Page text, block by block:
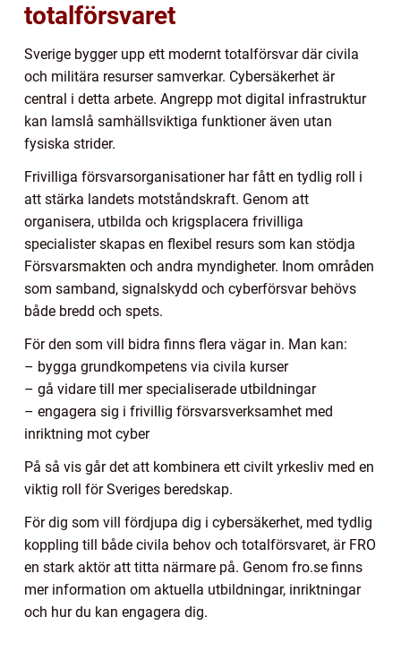
totalförsvaret
Sverige bygger upp ett modernt totalförsvar där civila
och militära resurser samverkar. Cybersäkerhet är
central i detta arbete. Angrepp mot digital infrastruktur
kan lamslå samhällsviktiga funktioner även utan
fysiska strider.
Frivilliga försvarsorganisationer har fått en tydlig roll i
att stärka landets motståndskraft. Genom att
organisera, utbilda och krigsplacera frivilliga
specialister skapas en flexibel resurs som kan stödja
Försvarsmakten och andra myndigheter. Inom områden
som samband, signalskydd och cyberförsvar behövs
både bredd och spets.
För den som vill bidra finns flera vägar in. Man kan:
– bygga grundkompetens via civila kurser
– gå vidare till mer specialiserade utbildningar
– engagera sig i frivillig försvarsverksamhet med
inriktning mot cyber
På så vis går det att kombinera ett civilt yrkesliv med en
viktig roll för Sveriges beredskap.
För dig som vill fördjupa dig i cybersäkerhet, med tydlig
koppling till både civila behov och totalförsvaret, är FRO
en stark aktör att titta närmare på. Genom fro.se finns
mer information om aktuella utbildningar, inriktningar
och hur du kan engagera dig.